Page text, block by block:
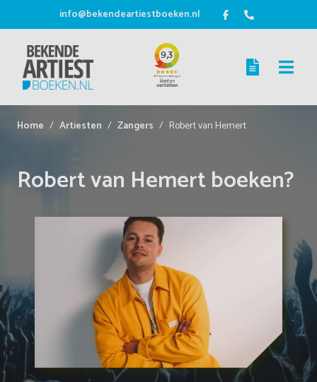
info@bekendeartiestboeken.nl
Home Artiesten Zangers Robert van Hemert
Robert van Hemert boeken?